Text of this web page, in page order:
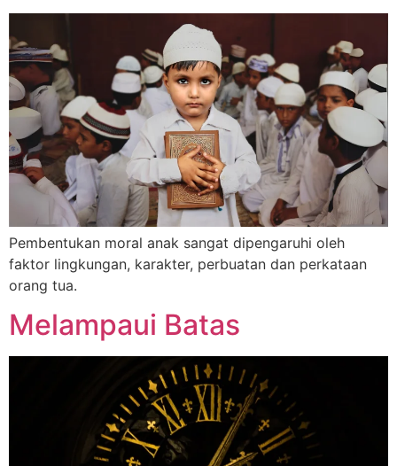
Pembentukan moral anak sangat dipengaruhi oleh
faktor lingkungan, karakter, perbuatan dan perkataan
orang tua.
Melampaui Batas